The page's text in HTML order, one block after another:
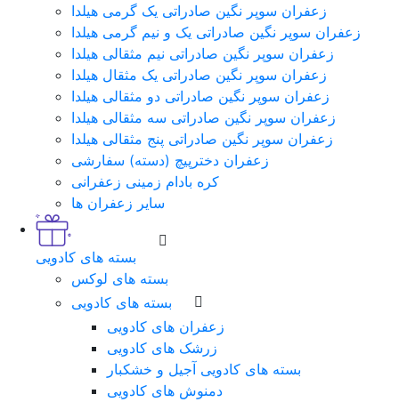
زعفران سوپر نگین صادراتی یک گرمی هیلدا
زعفران سوپر نگین صادراتی یک و نیم گرمی هیلدا
زعفران سوپر نگین صادراتی نیم مثقالی هیلدا
زعفران سوپر نگین صادراتی یک مثقال هیلدا
زعفران سوپر نگین صادراتی دو مثقالی هیلدا
زعفران سوپر نگین صادراتی سه مثقالی هیلدا
زعفران سوپر نگین صادراتی پنج مثقالی هیلدا
زعفران دخترپیچ (دسته) سفارشی
کره بادام زمینی زعفرانی
سایر زعفران ها
بسته های کادویی
بسته های لوکس
بسته های کادویی
زعفران های کادویی
زرشک های کادویی
بسته های کادویی آجیل و خشکبار
دمنوش های کادویی